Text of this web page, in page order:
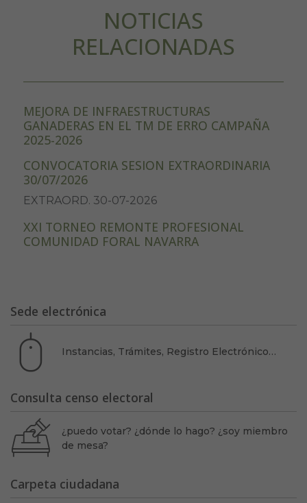
NOTICIAS
RELACIONADAS
MEJORA DE INFRAESTRUCTURAS
GANADERAS EN EL TM DE ERRO CAMPAÑA
2025-2026
CONVOCATORIA SESION EXTRAORDINARIA
30/07/2026
EXTRAORD. 30-07-2026
XXI TORNEO REMONTE PROFESIONAL
COMUNIDAD FORAL NAVARRA
Sede electrónica
Instancias, Trámites, Registro Electrónico…
Consulta censo electoral
¿puedo votar? ¿dónde lo hago? ¿soy miembro
de mesa?
Carpeta ciudadana